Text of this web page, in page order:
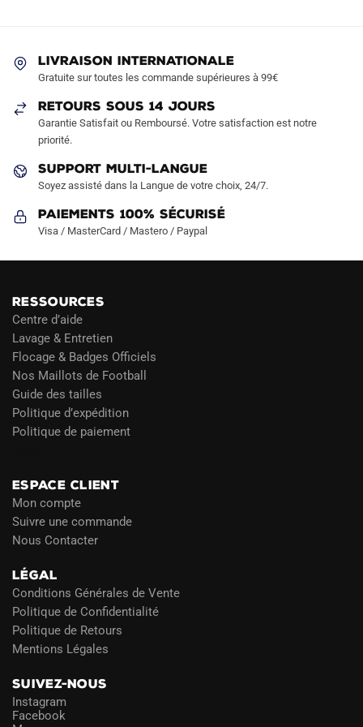
choisies
la
page
produit
page
LIVRAISON INTERNATIONALE
Gratuite sur toutes les commande supérieures à 99€
RETOURS SOUS 14 JOURS
Garantie Satisfait ou Remboursé. Votre satisfaction est notre
priorité.
SUPPORT MULTI-LANGUE
Soyez assisté dans la Langue de votre choix, 24/7.
Paiements 100% Sécurisé
Visa / MasterCard / Mastero / Paypal
RESSOURCES
Centre d’aide
Lavage & Entretien
Flocage & Badges Officiels
Nos Maillots de Football
Guide des tailles
Politique d’expédition
Politique de paiement
ESPACE CLIENT
Mon compte
Suivre une commande
Nous Contacter
LÉGAL
Conditions Générales de Vente
Politique de Confidentialité
Politique de Retours
Mentions Légales
SUIVEZ-NOUS
Instagram
Facebook